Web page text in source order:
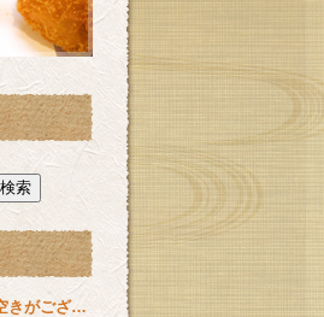
本日お席にまだまだ空きがございます^ ^